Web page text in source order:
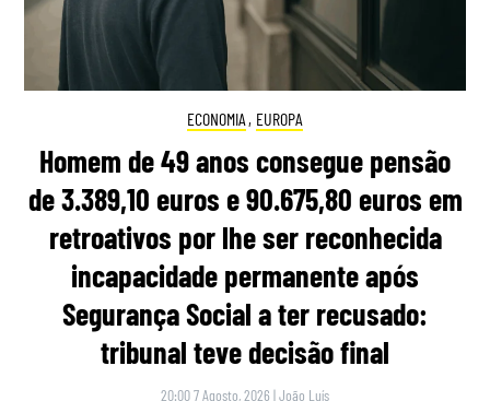
ECONOMIA , EUROPA
Homem de 49 anos consegue pensão
de 3.389,10 euros e 90.675,80 euros em
retroativos por lhe ser reconhecida
incapacidade permanente após
Segurança Social a ter recusado:
tribunal teve decisão final
20:00 7 Agosto, 2026 |João Luís